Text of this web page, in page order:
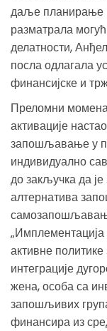
даље планирање
разматрала
делатности,
посла одлагала
финансијске и
Преломни
активације
запошљавање у
индивидуално
до закључка да
алтернатива
активне
интеграције
жена, особа са
запошљивих
финансира из